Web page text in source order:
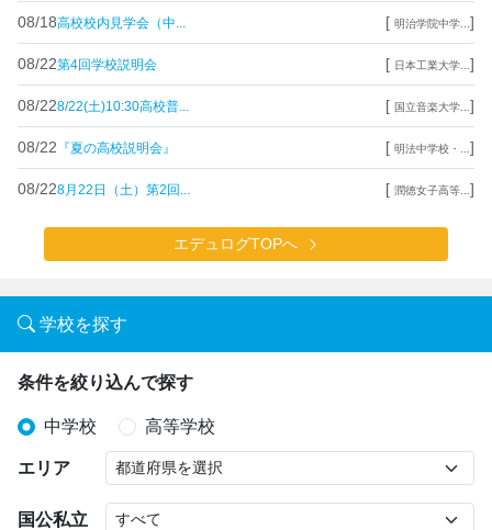
08/18高校校内見学会（中... [ 明治学院中学... ]
08/22第4回学校説明会 [ 日本工業大学... ]
08/228/22(土)10:30高校普... [ 国立音楽大学... ]
08/22 『夏の高校説明会』 [ 明法中学校・... ]
08/228月22日（土）第2回... [ 潤徳女子高等... ]
エデュログTOPへ
学校を探す
条件を絞り込んで探す
中学校 高等学校
エリア
国公私立